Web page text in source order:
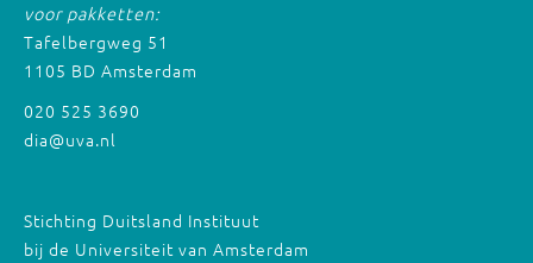
voor pakketten:
Tafelbergweg 51
1105 BD Amsterdam
020 525 3690
dia@uva.nl
Stichting Duitsland Instituut
bij de Universiteit van Amsterdam